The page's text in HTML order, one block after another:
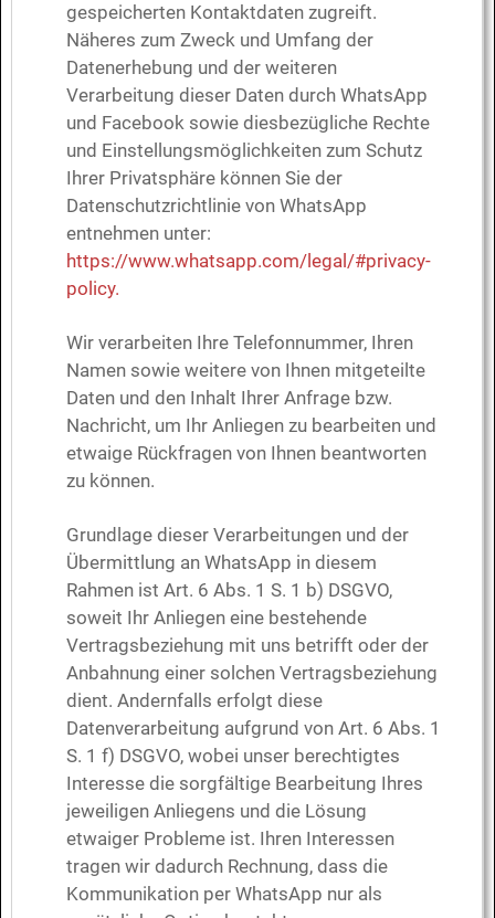
gespeicherten Kontaktdaten zugreift.
Näheres zum Zweck und Umfang der
Datenerhebung und der weiteren
Verarbeitung dieser Daten durch WhatsApp
und Facebook sowie diesbezügliche Rechte
und Einstellungsmöglichkeiten zum Schutz
Ihrer Privatsphäre können Sie der
Datenschutzrichtlinie von WhatsApp
entnehmen unter:
https://www.whatsapp.com/legal/#privacy-
policy.
Wir verarbeiten Ihre Telefonnummer, Ihren
Namen sowie weitere von Ihnen mitgeteilte
Daten und den Inhalt Ihrer Anfrage bzw.
Nachricht, um Ihr Anliegen zu bearbeiten und
etwaige Rückfragen von Ihnen beantworten
zu können.
Grundlage dieser Verarbeitungen und der
Übermittlung an WhatsApp in diesem
Rahmen ist Art. 6 Abs. 1 S. 1 b) DSGVO,
soweit Ihr Anliegen eine bestehende
Vertragsbeziehung mit uns betrifft oder der
Anbahnung einer solchen Vertragsbeziehung
dient. Andernfalls erfolgt diese
Datenverarbeitung aufgrund von Art. 6 Abs. 1
S. 1 f) DSGVO, wobei unser berechtigtes
Interesse die sorgfältige Bearbeitung Ihres
jeweiligen Anliegens und die Lösung
etwaiger Probleme ist. Ihren Interessen
tragen wir dadurch Rechnung, dass die
Kommunikation per WhatsApp nur als